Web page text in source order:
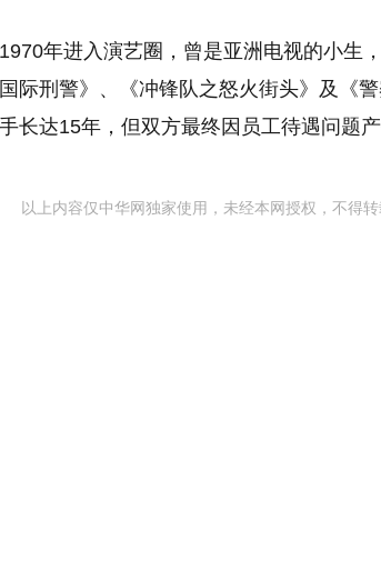
年进入演艺圈，曾是亚洲电视的小生
际刑警》、《冲锋队之怒火街头》及《
长达15年，但双方最终因员工待遇问题产
以上内容仅中华网独家使用，未经本网授权，不得